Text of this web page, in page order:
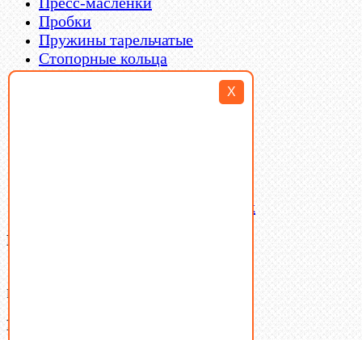
X
Пробки
Пружины тарельчатые
Стопорные кольца
Такелаж
Латунный и бронзовый крепеж
Ваша корзина
В корзине нет товаров.
Поиск